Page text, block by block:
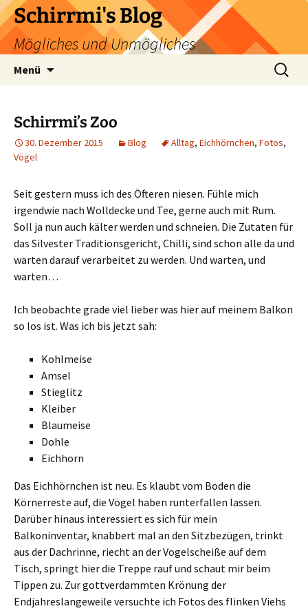
Zum
Inhalt
springen
Schirrmi's Blog
Mögliches und Unmögliches
Menü
Suchen
nach:
Schirrmi’s Zoo
30. Dezember 2015 Blog Alltag, Eichhörnchen, Fotos,
Vögel
Seit gestern muss ich des Öfteren niesen. Fühle mich
irgendwie nach Wolldecke und Tee, gerne auch mit Rum.
Soll ja nun auch kälter werden und schneien. Die Zutaten für
das Silvester Traditionsgericht, Chilli, sind schon alle da und
warten darauf verarbeitet zu werden. Und warten, und
warten…
Ich beobachte grade viel lieber was hier auf meinem Balkon
so los ist. Was ich bis jetzt sah:
Kohlmeise
Amsel
Stieglitz
Kleiber
Blaumeise
Dohle
Eichhorn
Das Eichhörnchen ist neu. Es klaubt vom Boden die
Körnerreste auf, die Vögel haben runterfallen lassen.
Darüber hinaus interessiert es sich für mein
Balkoninventar, knabbert mal an den Sitzbezügen, trinkt
aus der Dachrinne, riecht an der Vogelscheiße auf dem
Tisch, springt hier die Treppe rauf und schaut mir beim
Tippen zu. Zur gottverdammten Krönung der
Endjahreslangeweile versuchte ich Fotos des flinken Viehs